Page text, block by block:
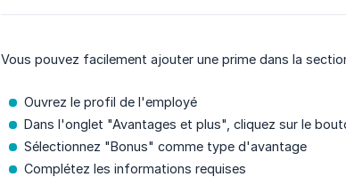
Vous pouvez facilement ajouter une prime dans la
Ouvrez le profil de l'employé
Dans l'onglet "Avantages et plus", cliquez sur le
Sélectionnez "Bonus" comme type d'avantage
Complétez les informations requises